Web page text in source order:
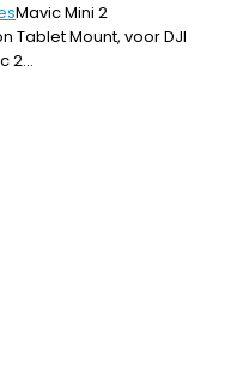
Mavic Mini 2
Tablet Mount, voor DJI
2…